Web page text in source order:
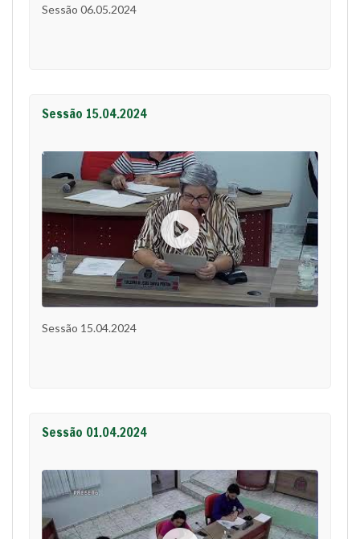
Sessão 06.05.2024
Sessão 15.04.2024
Sessão 15.04.2024
Sessão 01.04.2024